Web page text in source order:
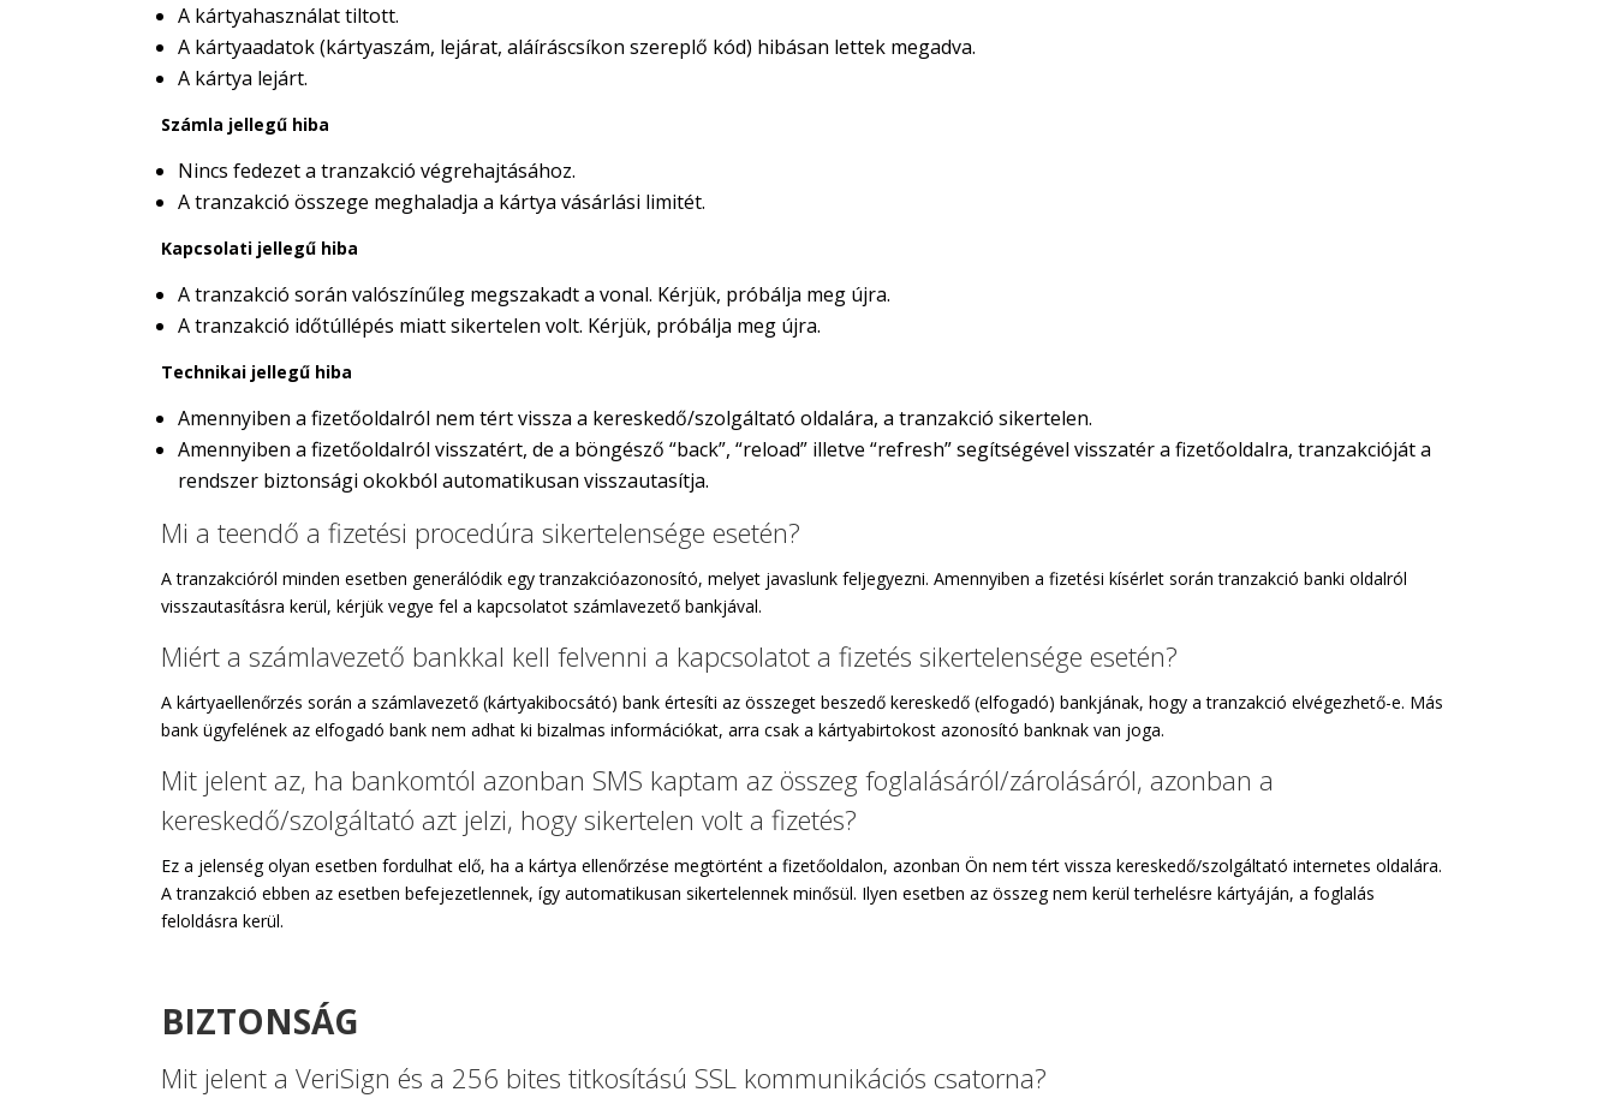
A kártyahasználat tiltott.
A kártyaadatok (kártyaszám, lejárat, aláíráscsíkon szereplő kód) hibásan lettek megadva.
A kártya lejárt.
Számla jellegű hiba
Nincs fedezet a tranzakció végrehajtásához.
A tranzakció összege meghaladja a kártya vásárlási limitét.
Kapcsolati jellegű hiba
A tranzakció során valószínűleg megszakadt a vonal. Kérjük, próbálja meg újra.
A tranzakció időtúllépés miatt sikertelen volt. Kérjük, próbálja meg újra.
Technikai jellegű hiba
Amennyiben a fizetőoldalról nem tért vissza a kereskedő/szolgáltató oldalára, a tranzakció sikertelen.
Amennyiben a fizetőoldalról visszatért, de a böngésző “back”, “reload” illetve “refresh” segítségével visszatér a fizetőoldalra, tranzakcióját a
rendszer biztonsági okokból automatikusan visszautasítja.
Mi a teendő a fizetési procedúra sikertelensége esetén?
A tranzakcióról minden esetben generálódik egy tranzakcióazonosító, melyet javaslunk feljegyezni. Amennyiben a fizetési kísérlet során tranzakció banki oldalról
visszautasításra kerül, kérjük vegye fel a kapcsolatot számlavezető bankjával.
Miért a számlavezető bankkal kell felvenni a kapcsolatot a fizetés sikertelensége esetén?
A kártyaellenőrzés során a számlavezető (kártyakibocsátó) bank értesíti az összeget beszedő kereskedő (elfogadó) bankjának, hogy a tranzakció elvégezhető-e. Más
bank ügyfelének az elfogadó bank nem adhat ki bizalmas információkat, arra csak a kártyabirtokost azonosító banknak van joga.
Mit jelent az, ha bankomtól azonban SMS kaptam az összeg foglalásáról/zárolásáról, azonban a
kereskedő/szolgáltató azt jelzi, hogy sikertelen volt a fizetés?
Ez a jelenség olyan esetben fordulhat elő, ha a kártya ellenőrzése megtörtént a fizetőoldalon, azonban Ön nem tért vissza kereskedő/szolgáltató internetes oldalára.
A tranzakció ebben az esetben befejezetlennek, így automatikusan sikertelennek minősül. Ilyen esetben az összeg nem kerül terhelésre kártyáján, a foglalás
feloldásra kerül.
BIZTONSÁG
Mit jelent a VeriSign és a 256 bites titkosítású SSL kommunikációs csatorna?